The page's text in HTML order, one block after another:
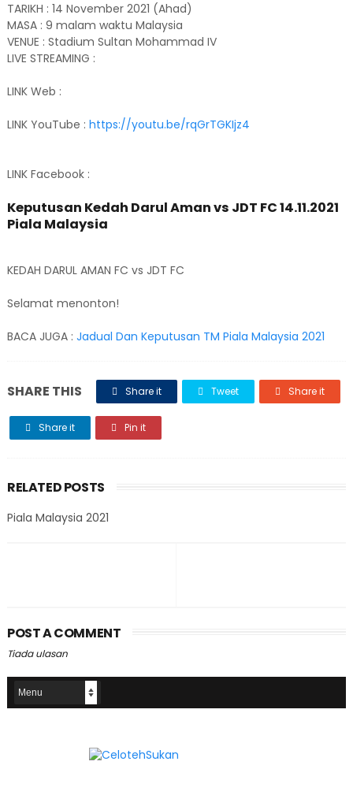
TARIKH : 14 November 2021 (Ahad)
MASA : 9 malam waktu Malaysia
VENUE : Stadium Sultan Mohammad IV
LIVE STREAMING :
LINK Web :
LINK YouTube : https://youtu.be/rqGrTGKIjz4
LINK Facebook :
Keputusan Kedah Darul Aman vs JDT FC 14.11.2021
Piala Malaysia
KEDAH DARUL AMAN FC vs JDT FC
Selamat menonton!
BACA JUGA : Jadual Dan Keputusan TM Piala Malaysia 2021
SHARE THIS Share it Tweet Share it
Share it Pin it
RELATED POSTS
Piala Malaysia 2021
POST A COMMENT
Tiada ulasan